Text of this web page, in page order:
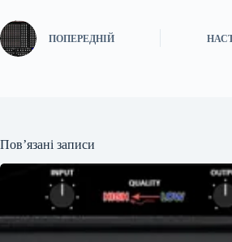
ПОПЕРЕДНІЙ
Пов’язані записи